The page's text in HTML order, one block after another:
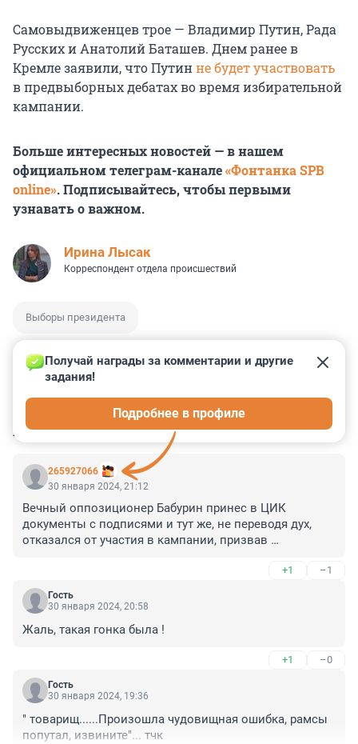
Самовыдвиженцев трое — Владимир Путин, Рада
Русских и Анатолий Баташев. Днем ранее в
Кремле заявили, что Путинне будет участвовать
в предвыборных дебатах во время избирательной
кампании.
Больше интересных новостей — в нашем
официальном телеграм-канале«Фонтанка SPB
online». Подписывайтесь, чтобы первыми
узнавать о важном.
Ирина Лысак
Корреспондент отдела происшествий
Выборы президента
КОММЕНТАРИИ 52
265927066
Получай награды за комментарии и другие
задания!
Подробнее в профиле
30 января 2024, 21:12
Вечный оппозиционер Бабурин принес в ЦИК
документы с подписями и тут же, не переводя дух,
отказался от участия в кампании, призвав
перфоманса со сбором подписей, не совсем понятно.
Российская оппозиция - она такая. Ей комфортно
подбрасывают что-то в миску. Что еще нужно, чтобы
+1 –1
Гость
30 января 2024, 20:58
Жаль, такая гонка была !
+1 –0
Гость
30 января 2024, 19:36
" товарищ......Произошла чудовищная ошибка, рамсы
попутал, извините"... тчк